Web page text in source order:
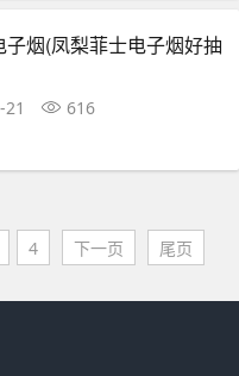
子烟(凤梨菲士电子烟好抽
616
4 下一页 尾页